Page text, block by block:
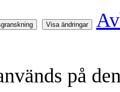
på